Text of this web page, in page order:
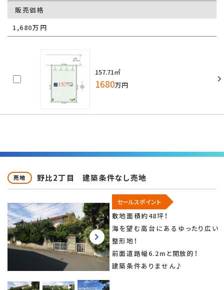
販売価格
1,680万円
157.71㎡
1680万円
売地 野比2丁目 建築条件なし売地
セールスポイント
敷地面積約48坪！
海を望む高台にあるゆったり広い
整形地！
前面道路幅6.2mと開放的！
建築条件ありません♪